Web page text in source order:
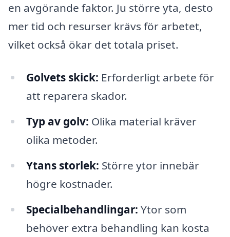
en avgörande faktor. Ju större yta, desto
mer tid och resurser krävs för arbetet,
vilket också ökar det totala priset.
Golvets skick: Erforderligt arbete för
att reparera skador.
Typ av golv: Olika material kräver
olika metoder.
Ytans storlek: Större ytor innebär
högre kostnader.
Specialbehandlingar: Ytor som
behöver extra behandling kan kosta